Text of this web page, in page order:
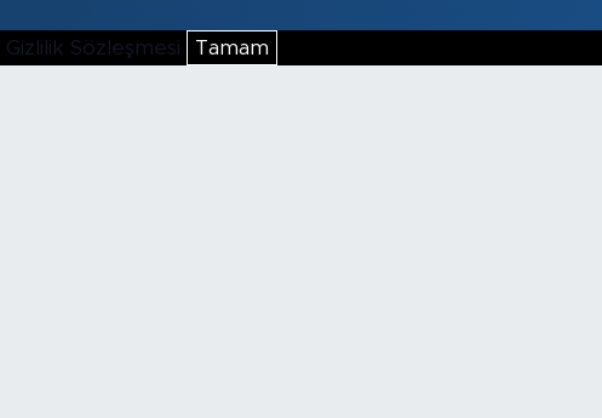
Gizlilik Sözleşmesi Tamam